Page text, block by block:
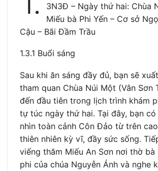
3N3Đ – Ngày thứ hai: Chùa
Miếu bà Phi Yến – Cơ sở
Cậu – Bãi Đầm Trầu
1.3.1 Buổi sáng
Sau khi ăn sáng đầy đủ, bạn sẽ
tham quan Chùa Núi Một (Vân Sơn
đến đầu tiên trong lịch trình khám
tự túc ngày thứ hai. Tại đây, bạn có
nhìn toàn cảnh Côn Đảo từ trên
thiên nhiên kỳ vĩ, đầy sức sống.
viếng thăm Miếu An Sơn nơi thờ bà
phi của chúa Nguyễn Ánh và nghe